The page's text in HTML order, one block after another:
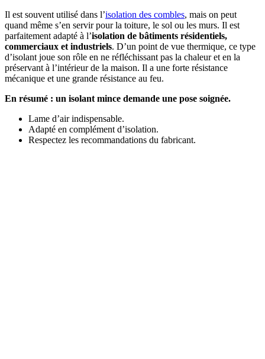
Il est souvent utilisé dans l’isolation des combles, mais on peut
quand même s’en servir pour la toiture, le sol ou les murs. Il est
parfaitement adapté à l’isolation de bâtiments résidentiels,
commerciaux et industriels. D’un point de vue thermique, ce type
d’isolant joue son rôle en ne réfléchissant pas la chaleur et en la
préservant à l’intérieur de la maison. Il a une forte résistance
mécanique et une grande résistance au feu.
En résumé : un isolant mince demande une pose soignée.
Lame d’air indispensable.
Adapté en complément d’isolation.
Respectez les recommandations du fabricant.